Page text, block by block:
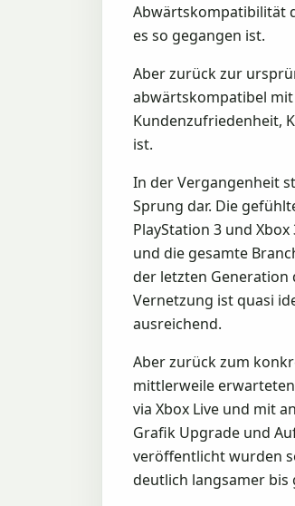
Abwärtskompatibilität
es so gegangen ist.
Aber zurück zur
abwärtskompatibel mit
Kundenzufriedenheit,
ist.
In der Vergangenheit
Sprung dar. Die
PlayStation 3 und
und die gesamte
der letzten
Vernetzung ist quasi
ausreichend.
Aber zurück zum
mittlerweile
via Xbox Live und mit
Grafik Upgrade und
veröffentlicht wurden
deutlich langsamer bis